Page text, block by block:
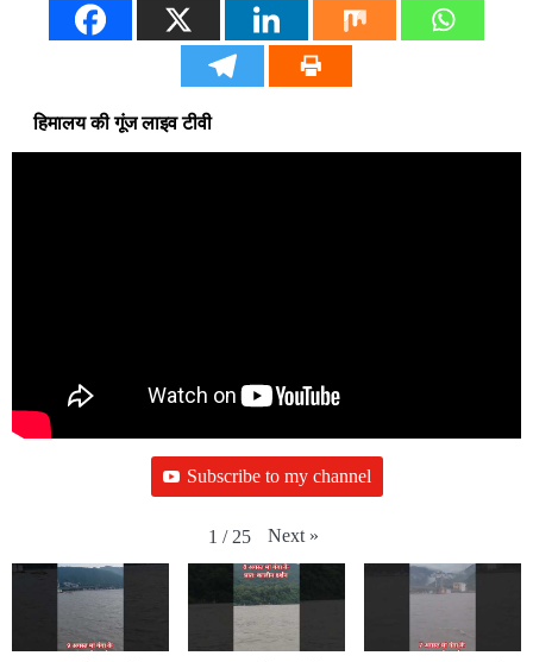
हिमालय की गूंज लाइव टीवी
Subscribe to my channel
1 / 25 Next »